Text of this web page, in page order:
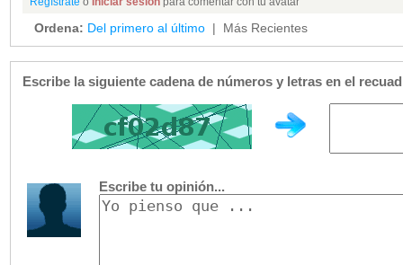
Ordena: Del primero al último | Más Recientes
Escribe la siguiente cadena de números y letras en el
Escribe tu opinión...